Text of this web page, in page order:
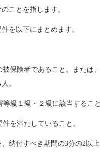
ことを指します。
を以下にまとめます。
被保険者であること。または
。
級１級・２級に該当すること
を満たしていること。
、納付すべき期間の3分の2以